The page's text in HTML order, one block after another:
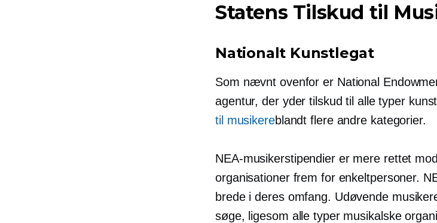
Statens Tilskud til
Nationalt Kunstlegat
Som nævnt ovenfor er National
agentur, der yder tilskud til alle typer
til musikereblandt flere andre kategorier.
NEA-musikerstipendier er mere rettet
organisationer frem for enkeltpersoner.
brede i deres omfang. Udøvende
søge, ligesom alle typer musikalske